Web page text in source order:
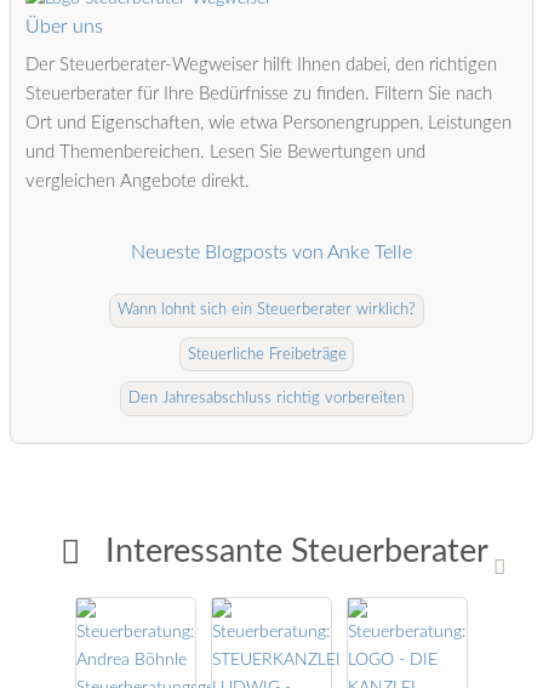
Interessante Steuerberater
Über uns
Der Steuerberater-Wegweiser hilft Ihnen dabei, den richtigen
Steuerberater für Ihre Bedürfnisse zu finden. Filtern Sie nach
Ort und Eigenschaften, wie etwa Personengruppen, Leistungen
und Themenbereichen. Lesen Sie Bewertungen und
vergleichen Angebote direkt.
Neueste Blogposts von Anke Telle
Wann lohnt sich ein Steuerberater wirklich?
Steuerliche Freibeträge
Den Jahresabschluss richtig vorbereiten